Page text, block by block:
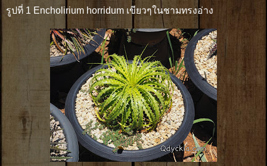
รูปที่ 1 Encholirium horridum เขียวๆในชามทรงอ่าง